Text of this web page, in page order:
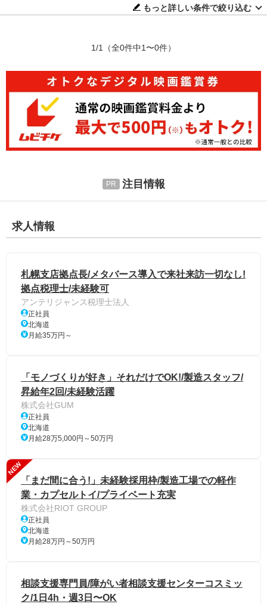
もっと詳しい条件で絞り込む
1/1 （全0件中1〜0件）
注目情報
求人情報
札幌支店拠点長/メタバース導入で来社来訪一切なし!
拠点税理士/未経験可
アンテリジャンス税理士法人
正社員
北海道
月給35万円～
「モノづくりが好き」それだけでOK!/製造スタッフ/
昇給年2回/未経験活躍
株式会社GUM
正社員
北海道
月給28万5,000円～50万円
NEW
「まだ間に合う!」未経験採用枠/製造工場での軽作
業・カプセルトイ/プライベート充実
株式会社RIOT GROUP
正社員
北海道
月給28万円～50万円
相談支援専門員/障がい者相談支援センターコスミッ
ク/1日4h・週3日〜OK